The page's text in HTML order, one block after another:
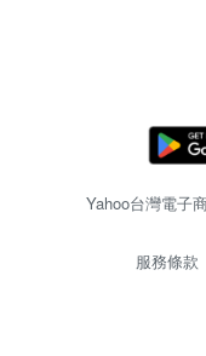
Yahoo台灣電子
服務條款